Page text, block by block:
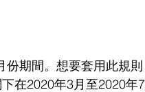
份期間。想要套用此規則
在2020年3月至2020年7